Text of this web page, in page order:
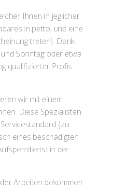
Ihnen in jeglicher
in petto, und eine
treten}. Dank
Sonntag oder etwa
qualifizierter Profis
wir mit einem
Diese Spezialisten
{zu
eines beschädigten
in der
Arbeiten bekommen